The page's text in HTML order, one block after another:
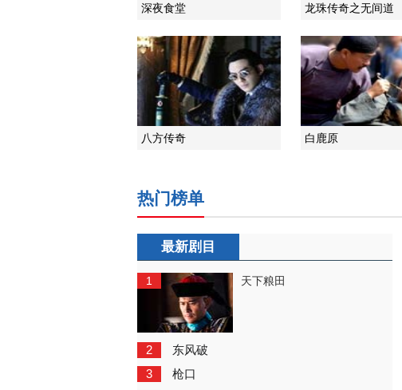
深夜食堂 龙珠传奇之无间道
八方传奇 白鹿原
热门榜单
最新剧目
1 天下粮田
2 东风破
3 枪口